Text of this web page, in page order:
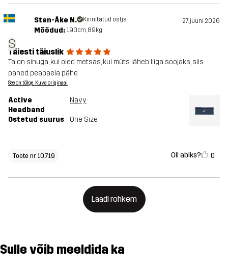
S
Sten-Åke N. Kinnitatud ostja 27. juuni 2026
Mõõdud: 190cm, 89kg
Täiesti täiuslik
Ta on sinuga, kui oled metsas, kui müts läheb liiga soojaks, siis
paned peapaela pähe
See on tõlge. Kuva originaal
Active
Headband
Navy
Ostetud suurus One Size
Toote nr 10719 Oli abiks? 0
Laadi rohkem
Sulle võib meeldida ka